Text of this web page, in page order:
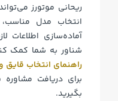
ریحانی موتورز
انتخاب مدل
آماده‌سازی اطلاعات
شناور به شما کمک
راهنمای انتخاب
برای دریافت
بگیرید.